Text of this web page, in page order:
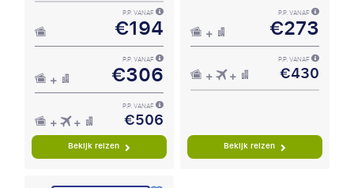
P.P. VANAF
€194
P.P. VANAF
€306
P.P. VANAF
€506
Bekijk reizen
P.P. VANAF
€273
P.P. VANAF
€430
Bekijk reizen